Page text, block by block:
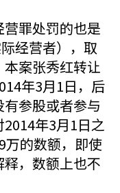
罪处罚的也是
经营者），取
案张秀红转让
年3月1日，后
参股或者参与
年3月1日之
万的数额，即使
，数额上也不